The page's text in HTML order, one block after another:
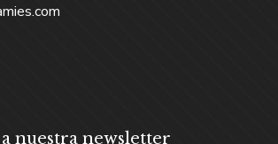
nuestra newsletter